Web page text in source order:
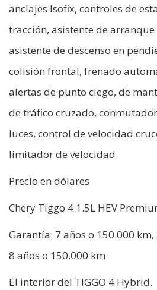
anclajes Isofix, controles de
tracción, asistente de arranque
asistente de descenso en
colisión frontal, frenado
alertas de punto ciego, de
de tráfico cruzado,
luces, control de velocidad
limitador de velocidad.
Precio en dólares
Chery Tiggo 4 1.5L HEV
Garantía: 7 años o 150.000
8 años o 150.000 km
El interior del TIGGO 4 Hybrid.